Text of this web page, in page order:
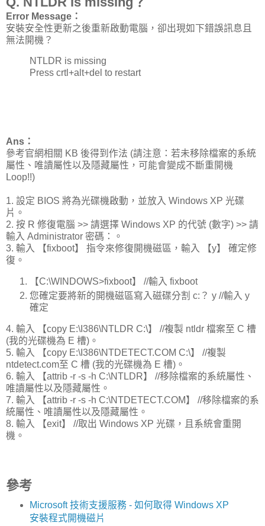
Error Message：
安裝安全性更新之後重新啟動電腦，卻出現如下錯誤訊息且
無法開機？
NTLDR is missing
Press crtl+alt+del to restart
Ans：
參考官網相關 KB 後得到作法 (請注意：若未移除檔案的系統
屬性、唯讀屬性以及隱藏屬性，可能會變成不斷重開機
Loop!!)
1. 設定 BIOS 將為光碟機啟動，並放入 Windows XP 光碟
片。
2. 按 R 修復電腦 >> 請選擇 Windows XP 的代號 (數字) >> 請
輸入 Administrator 密碼：。
3. 輸入 【fixboot】 指令來修復開機磁區，輸入 【y】 確定修
復。
【C:\WINDOWS>fixboot】 //輸入 fixboot
您確定要將新的開機磁區寫入磁碟分割 c:？ y //輸入 y
確定
4. 輸入 【copy E:\I386\NTLDR C:\】 //複製 ntldr 檔案至 C 槽
(我的光碟機為 E 槽)。
5. 輸入 【copy E:\I386\NTDETECT.COM C:\】 //複製
ntdetect.com至 C 槽 (我的光碟機為 E 槽)。
6. 輸入 【attrib -r -s -h C:\NTLDR】 //移除檔案的系統屬性、
唯讀屬性以及隱藏屬性。
7. 輸入 【attrib -r -s -h C:\NTDETECT.COM】 //移除檔案的系
統屬性、唯讀屬性以及隱藏屬性。
8. 輸入 【exit】 //取出 Windows XP 光碟，且系統會重開
機。
參考
Microsoft 技術支援服務 - 如何取得 Windows XP
安裝程式開機磁片